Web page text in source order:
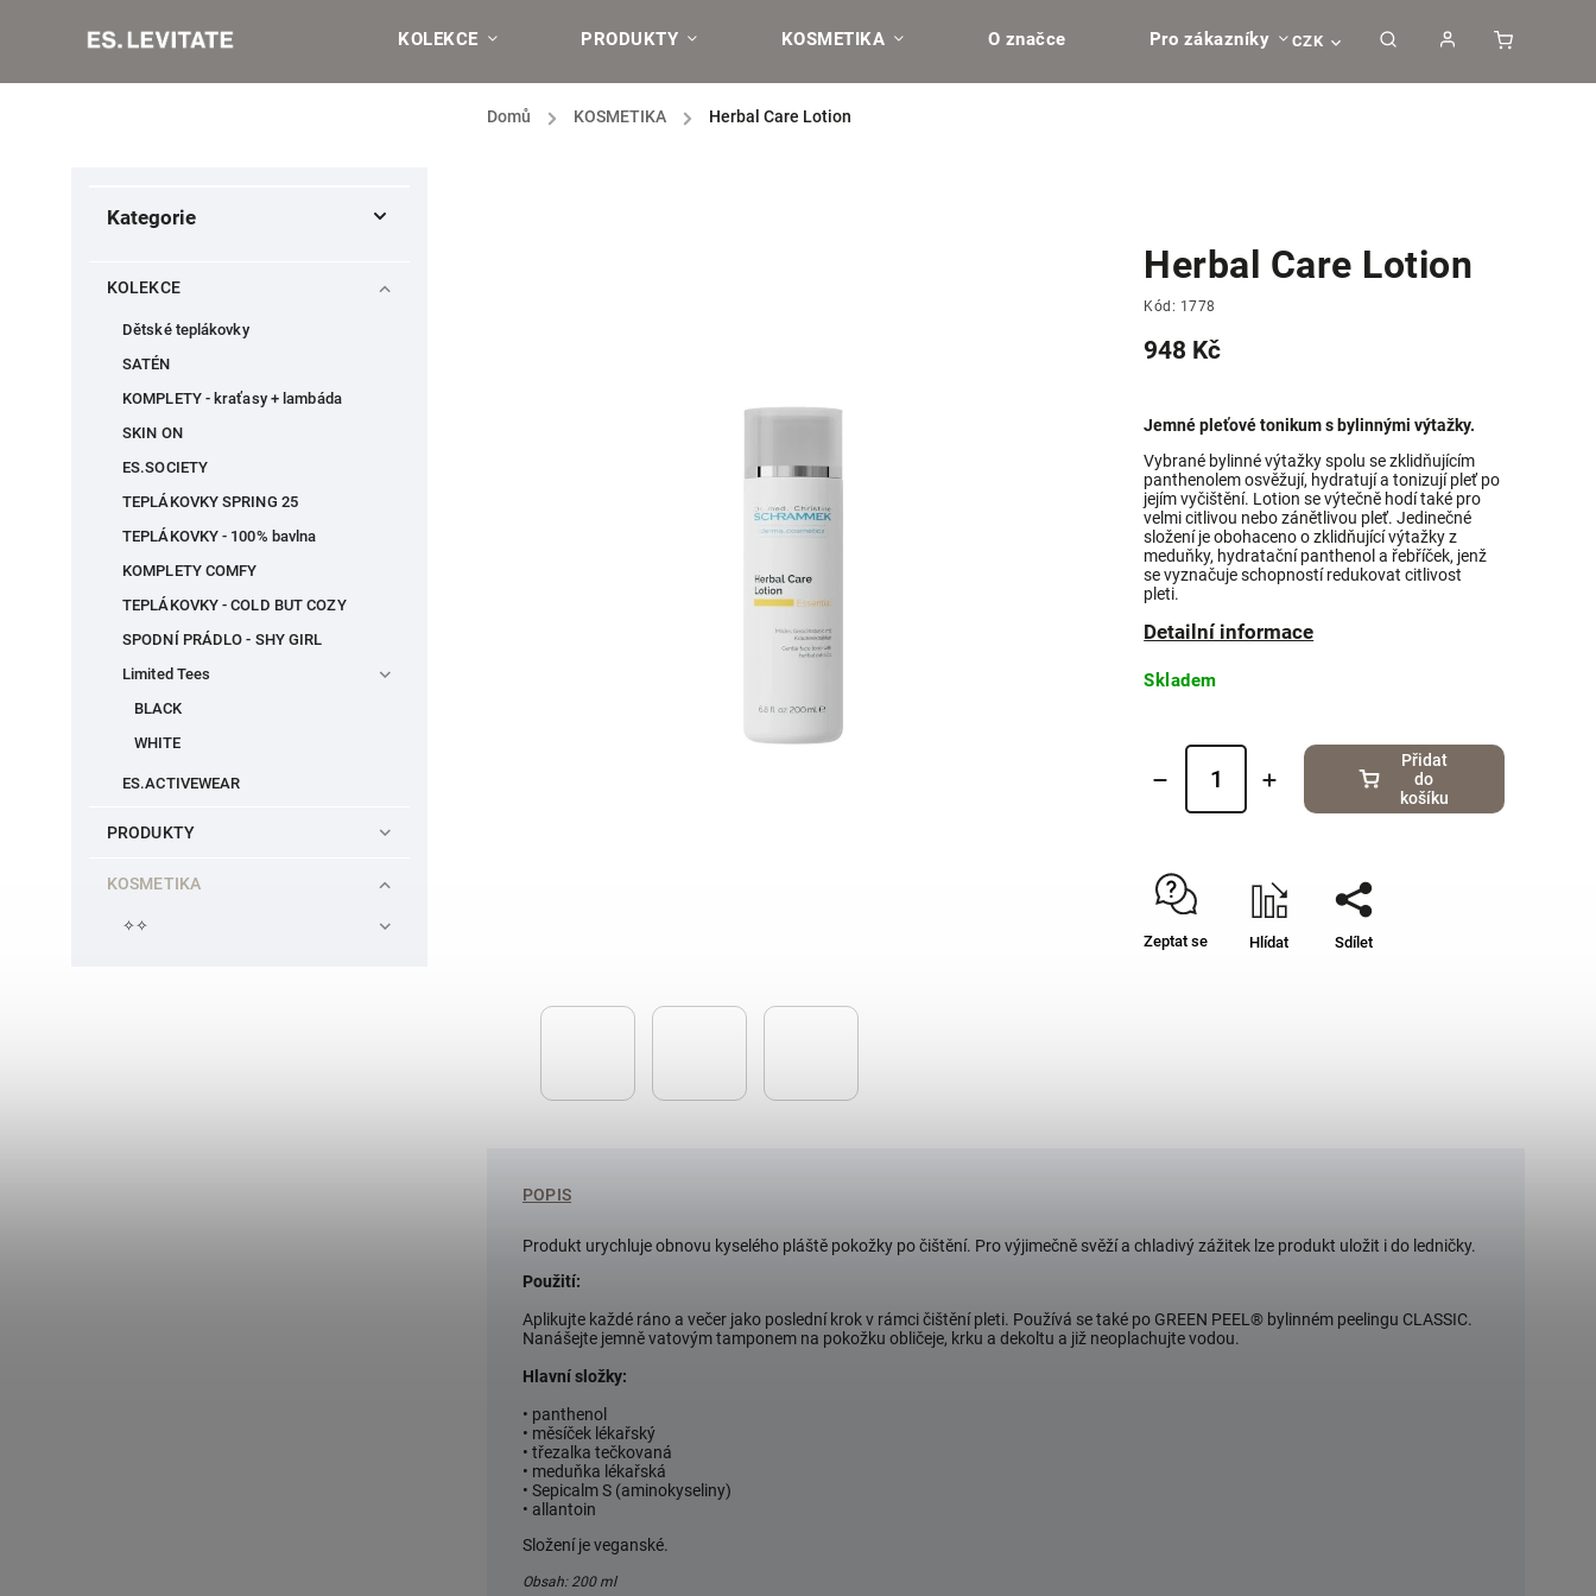
CZK
KOLEKCE PRODUKTY KOSMETIKA O značce Pro zákazníky
Domů / KOSMETIKA / Herbal Care Lotion
Kategorie
KOLEKCE
Dětské teplákovky
SATÉN
KOMPLETY - kraťasy + lambáda
SKIN ON
ES.SOCIETY
TEPLÁKOVKY SPRING 25
TEPLÁKOVKY - 100% bavlna
KOMPLETY COMFY
TEPLÁKOVKY - COLD BUT COZY
SPODNÍ PRÁDLO - SHY GIRL
Limited Tees
BLACK
WHITE
ES.ACTIVEWEAR
PRODUKTY
KOSMETIKA
✧✧
Herbal Care Lotion
Kód: 1778
948 Kč
Jemné pleťové tonikum s bylinnými výtažky.
Vybrané bylinné výtažky spolu se zklidňujícím
panthenolem osvěžují, hydratují a tonizují pleť po
jejím vyčištění. Lotion se výtečně hodí také pro
velmi citlivou nebo zánětlivou pleť. Jedinečné
složení je obohaceno o zklidňující výtažky z
meduňky, hydratační panthenol a řebříček, jenž
se vyznačuje schopností redukovat citlivost
pleti.
Detailní informace
Skladem
Přidat
do
košíku
Zeptat se Hlídat Sdílet
POPIS
Produkt urychluje obnovu kyselého pláště pokožky po čištění. Pro výjimečně svěží a chladivý zážitek lze produkt uložit i do ledničky.
Použití:
Aplikujte každé ráno a večer jako poslední krok v rámci čištění pleti. Používá se také po GREEN PEEL® bylinném peelingu CLASSIC.
Nanášejte jemně vatovým tamponem na pokožku obličeje, krku a dekoltu a již neoplachujte vodou.
Hlavní složky:
• panthenol
• měsíček lékařský
• třezalka tečkovaná
• meduňka lékařská
• Sepicalm S (aminokyseliny)
• allantoin
Složení je veganské.
Obsah: 200 ml